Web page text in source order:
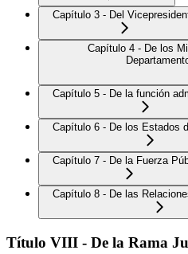
Capítulo 3 - Del
Capítulo 4 - De los
Capítulo 5 - De la función
Capítulo 6 - De los Estados
Capítulo 7 - De la Fuerza
Capítulo 8 - De las
Título VIII - De la Rama